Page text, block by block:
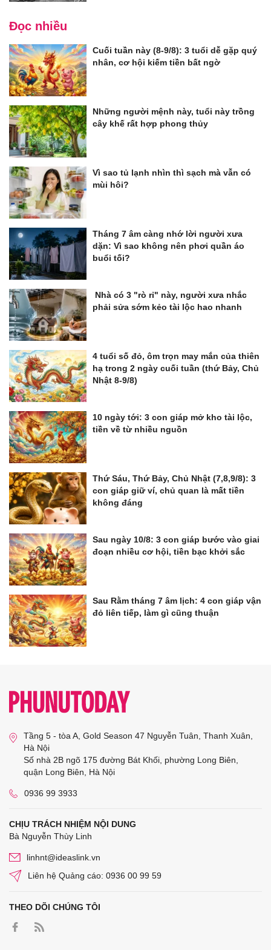
Đọc nhiều
Cuối tuần này (8-9/8): 3 tuổi dễ gặp quý
nhân, cơ hội kiếm tiền bất ngờ
Những người mệnh này, tuổi này trồng
cây khế rất hợp phong thủy
Vì sao tủ lạnh nhìn thì sạch mà vẫn có
mùi hôi?
Tháng 7 âm càng nhớ lời người xưa
dặn: Vì sao không nên phơi quần áo
buổi tối?
Nhà có 3 "rò rỉ" này, người xưa nhắc
phải sửa sớm kẻo tài lộc hao nhanh
4 tuổi số đỏ, ôm trọn may mắn của thiên
hạ trong 2 ngày cuối tuần (thứ Bảy, Chủ
Nhật 8-9/8)
10 ngày tới: 3 con giáp mở kho tài lộc,
tiền về từ nhiều nguồn
Thứ Sáu, Thứ Bảy, Chủ Nhật (7,8,9/8): 3
con giáp giữ ví, chủ quan là mất tiền
không đáng
Sau ngày 10/8: 3 con giáp bước vào giai
đoạn nhiều cơ hội, tiền bạc khởi sắc
Sau Rằm tháng 7 âm lịch: 4 con giáp vận
đỏ liên tiếp, làm gì cũng thuận
Tầng 5 - tòa A, Gold Season 47 Nguyễn Tuân, Thanh Xuân,
Hà Nội
Số nhà 2B ngõ 175 đường Bát Khối, phường Long Biên,
quận Long Biên, Hà Nội
0936 99 3933
CHỊU TRÁCH NHIỆM NỘI DUNG
Bà Nguyễn Thùy Linh
linhnt@ideaslink.vn
Liên hệ Quảng cáo: 0936 00 99 59
THEO DÕI CHÚNG TÔI